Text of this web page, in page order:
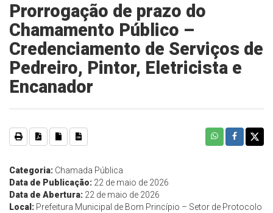
Prorrogação de prazo do
Chamamento Público –
Credenciamento de Serviços de
Pedreiro, Pintor, Eletricista e
Encanador
Categoria: Chamada Pública
Data de Publicação: 22 de maio de 2026
Data de Abertura: 22 de maio de 2026
Local: Prefeitura Municipal de Bom Princípio – Setor de Protocolo